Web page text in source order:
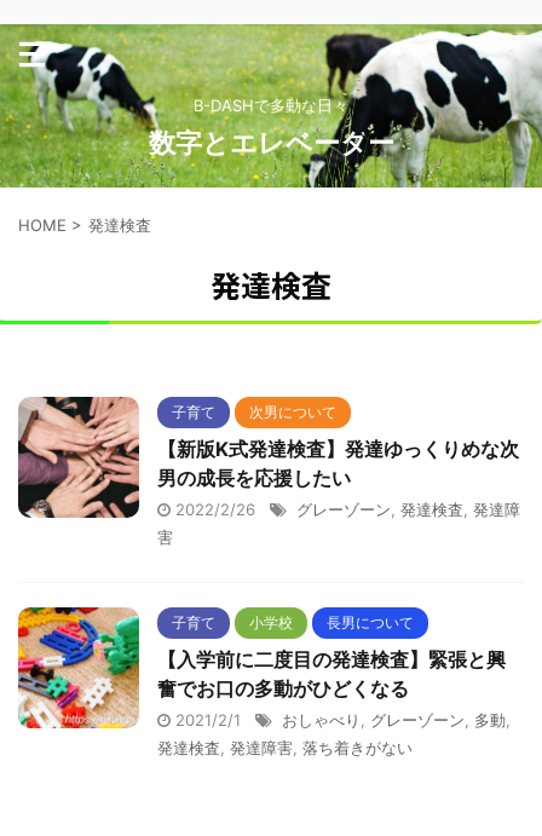
B-DASHで多動な日々
数字とエレベーター
HOME > 発達検査
発達検査
子育て 次男について
【新版K式発達検査】発達ゆっくりめな次
男の成長を応援したい
2022/2/26 グレーゾーン 発達検査 発達障
害
子育て 小学校 長男について
【入学前に二度目の発達検査】緊張と興
奮でお口の多動がひどくなる
2021/2/1 おしゃべり グレーゾーン 多動
発達検査 発達障害 落ち着きがない